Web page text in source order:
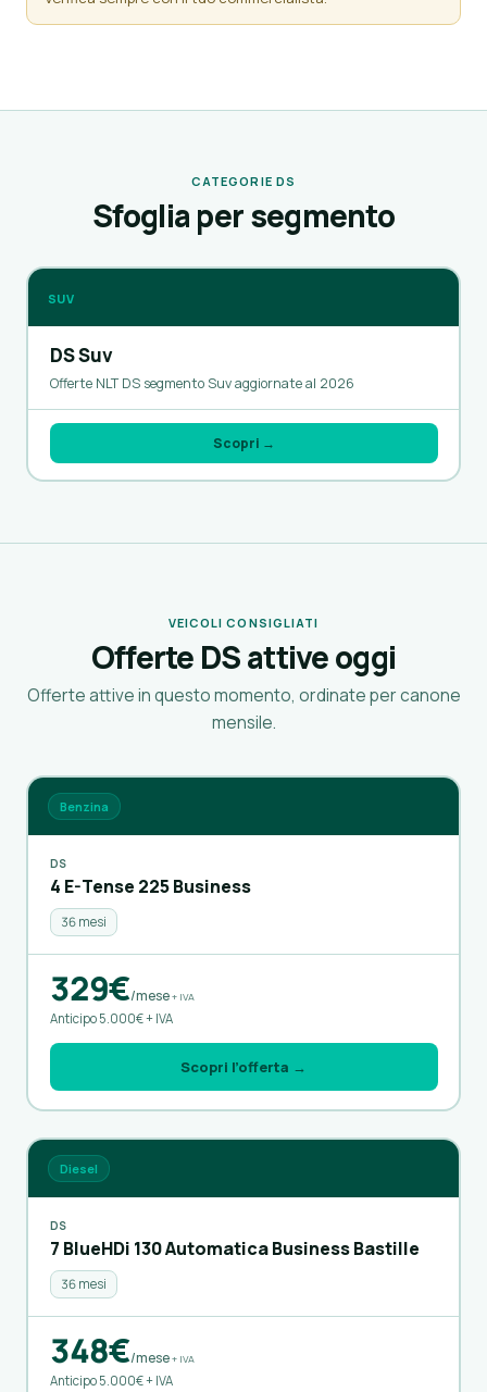
CATEGORIE DS
Sfoglia per segmento
SUV
DS Suv
Offerte NLT DS segmento Suv aggiornate al 2026
Scopri →
VEICOLI CONSIGLIATI
Offerte DS attive oggi
Offerte attive in questo momento, ordinate per canone
mensile.
Benzina
DS
4 E-Tense 225 Business
36 mesi
329€/mese+ IVA
Anticipo 5.000€ + IVA
Scopri l’offerta →
Diesel
DS
7 BlueHDi 130 Automatica Business Bastille
36 mesi
348€/mese+ IVA
Anticipo 5.000€ + IVA